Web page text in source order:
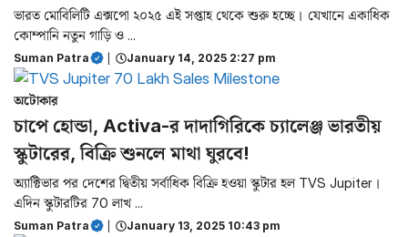
ভারত মোবিলিটি এক্সপো ২০২৫ এই সপ্তাহ থেকে শুরু হচ্ছে। যেখানে একাধিক
কোম্পানি নতুন গাড়ি ও ...
Suman Patra January 14, 2025 2:27 pm
অটোকার
চাপে হোন্ডা, Activa-র দাদাগিরিকে চ্যালেঞ্জ ভারতীয়
স্কুটারের, বিক্রি শুনলে মাথা ঘুরবে!
অ্যাক্টিভার পর দেশের দ্বিতীয় সর্বাধিক বিক্রি হওয়া স্কুটার হল TVS Jupiter।
এদিন স্কুটারটির 70 লাখ ...
Suman Patra January 13, 2025 10:43 pm